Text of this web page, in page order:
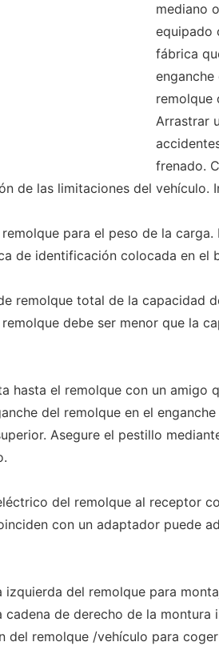
mediano
equipado
fábrica
remolque
Arrastrar
frenado.
de las limitaciones del vehículo.
para el peso de la carga.
de identificación colocada en el
remolque total de la capacidad
debe ser menor que la
hasta el remolque con un amigo
del remolque en el
Asegure el pestillo
del remolque al receptor
con un adaptador puede
izquierda del remolque para
cadena de derecho de la montura
del remolque /vehículo para